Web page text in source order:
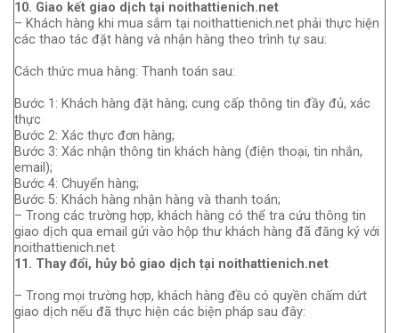
10. Giao kết giao dịch tại noithattienich.net
– Khách hàng khi mua sắm tại noithattienich.net phải thực hiện
các thao tác đặt hàng và nhận hàng theo trình tự sau:
Cách thức mua hàng: Thanh toán sau:
Bước 1: Khách hàng đặt hàng; cung cấp thông tin đầy đủ, xác
thực
Bước 2: Xác thực đơn hàng;
Bước 3: Xác nhận thông tin khách hàng (điện thoại, tin nhắn,
email);
Bước 4: Chuyển hàng;
Bước 5: Khách hàng nhận hàng và thanh toán;
– Trong các trường hợp, khách hàng có thể tra cứu thông tin
giao dịch qua email gửi vào hộp thư khách hàng đã đăng ký với
noithattienich.net
11. Thay đổi, hủy bỏ giao dịch tại noithattienich.net
– Trong mọi trường hợp, khách hàng đều có quyền chấm dứt
giao dịch nếu đã thực hiện các biện pháp sau đây: